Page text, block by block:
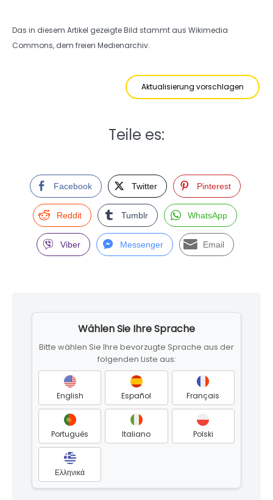
Das in diesem Artikel gezeigte Bild stammt aus Wikimedia
Commons, dem freien Medienarchiv.
Aktualisierung vorschlagen
Teile es:
Facebook Twitter Pinterest
Reddit Tumblr WhatsApp
Viber Messenger Email
Wählen Sie Ihre Sprache
Bitte wählen Sie Ihre bevorzugte Sprache aus der
folgenden Liste aus:
English Español Français
Português Italiano Polski
Ελληνικά